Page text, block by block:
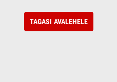
TAGASI AVALEHELE